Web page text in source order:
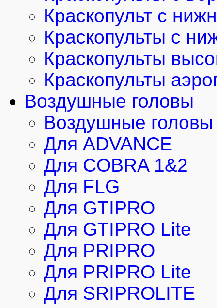
Краскопульт с
Краскопульты с
Краскопульты
Краскопульты
Воздушные головы
Воздушные
Для ADVANCE
Для COBRA 1&2
Для FLG
Для GTIPRO
Для GTIPRO Lite
Для PRIPRO
Для PRIPRO Lite
Для SRIPROLITE